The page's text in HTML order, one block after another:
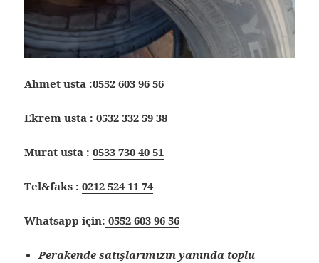
Ahmet usta :0552 603 96 56
Ekrem usta :0532 332 59 38
Murat usta :0533 730 40 51
Tel&faks :0212 524 11 74
Whatsapp için: 0552 603 96 56
Perakende satışlarımızın yanında toplu